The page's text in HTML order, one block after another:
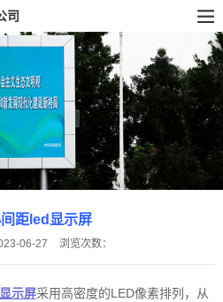
司
距led显示屏
06-27 浏览次数：
示屏采用高密度的LED像素排列，从